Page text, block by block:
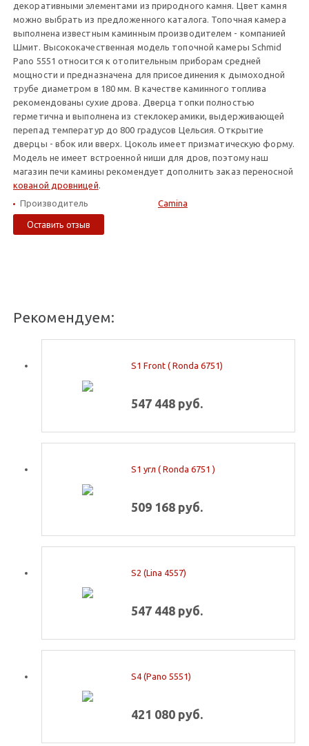
декоративными элементами из природного камня. Цвет камня
можно выбрать из предложенного каталога. Топочная камера
выполнена известным каминным производителем - компанией
Шмит. Высококачественная модель топочной камеры Schmid
Pano 5551 относится к отопительным приборам средней
мощности и предназначена для присоединения к дымоходной
трубе диаметром в 180 мм. В качестве каминного топлива
рекомендованы сухие дрова. Дверца топки полностью
герметична и выполнена из стеклокерамики, выдерживающей
перепад температур до 800 градусов Цельсия. Открытие
дверцы - вбок или вверх. Цоколь имеет призматическую форму.
Модель не имеет встроенной ниши для дров, поэтому наш
магазин печи камины рекомендует дополнить заказ переносной
кованой дровницей.
Производитель
Camina
Оставить отзыв
Рекомендуем:
S1 Front ( Ronda 6751)
547 448 руб.
S1 угл ( Ronda 6751 )
509 168 руб.
S2 (Lina 4557)
547 448 руб.
S4 (Pano 5551)
421 080 руб.